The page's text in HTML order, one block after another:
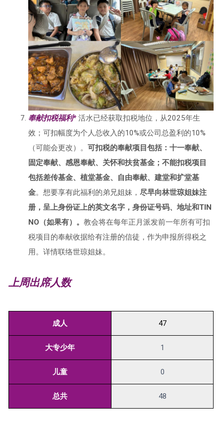
奉献扣税福利*活水已经获取扣税地位，从2025年生
效；可扣幅度为个人总收入的10%或公司总盈利的10%
（可能会更改）。 可扣税的奉献项目包括：十一奉献、
固定奉献、感恩奉献、关怀和扶贫基金；不能扣税项目
包括差传基金、植堂基金、自由奉献、建堂和扩堂基
金。想要享有此福利的弟兄姐妹， 尽早向林世琼姐妹注
册，呈上身份证上的英文名字，身份证号码、地址和TIN
NO（如果有）。 教会将在每年正月派发前一年所有可扣
税项目的奉献收据给有注册的信徒，作为申报所得税之
用。详情联络世琼姐妹。
上周出席人数
成人 47
大专少年 1
儿童 0
总共 48